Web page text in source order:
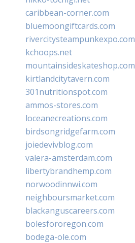
caribbean-corner.com
bluemoongiftcards.com
rivercitysteampunkexpo.com
kchoops.net
mountainsideskateshop.com
kirtlandcitytavern.com
301nutritionspot.com
ammos-stores.com
loceanecreations.com
birdsongridgefarm.com
joiedevivblog.com
valera-amsterdam.com
libertybrandhemp.com
norwoodinnwi.com
neighboursmarket.com
blackanguscareers.com
bolesfororegon.com
bodega-ole.com